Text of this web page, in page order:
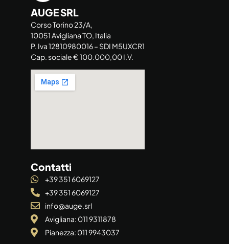
AUGE SRL
Corso Torino 23/A,
10051 Avigliana TO, Italia
P. Iva 12810980016 – SDI M5UXCR1
Cap. sociale € 100.000,00 I.V.
Contatti
+39 351 6069127
+39 351 6069127
info@auge.srl
Avigliana: 011 9311878
Pianezza: 011 9943037